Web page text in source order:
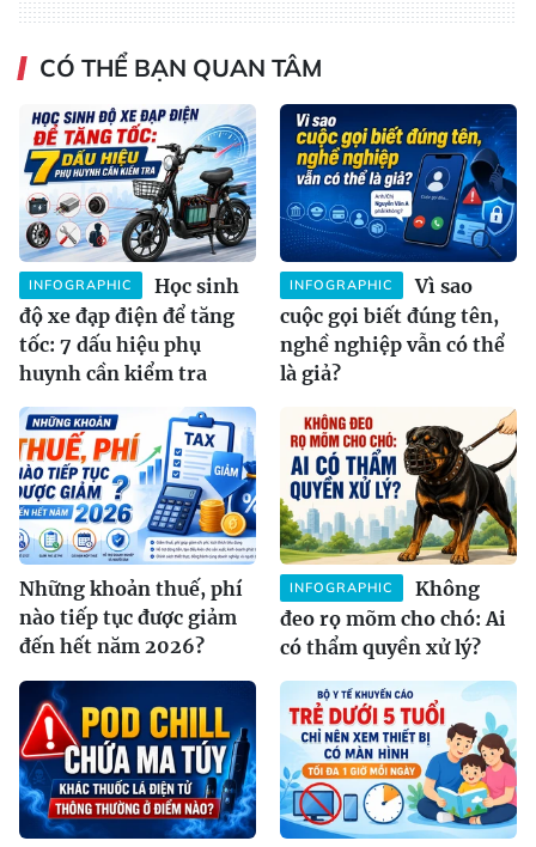
CÓ THỂ BẠN QUAN TÂM
INFOGRAPHIC
Học sinh
độ xe đạp điện để tăng
tốc: 7 dấu hiệu phụ
huynh cần kiểm tra
INFOGRAPHIC
Vì sao
cuộc gọi biết đúng tên,
nghề nghiệp vẫn có thể
là giả?
Những khoản thuế, phí
nào tiếp tục được giảm
đến hết năm 2026?
INFOGRAPHIC
Không
đeo rọ mõm cho chó: Ai
có thẩm quyền xử lý?